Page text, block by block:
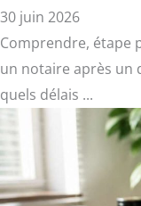
30 juin 2026
Comprendre, étape
un notaire après un
quels délais ...